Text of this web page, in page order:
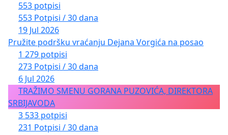
553 potpisi
553 Potpisi / 30 dana
19 Jul 2026
Pružite podršku vraćanju Dejana Vorgića na posao
1 279 potpisi
273 Potpisi / 30 dana
6 Jul 2026
TRAŽIMO SMENU GORANA PUZOVIĆA, DIREKTORA
SRBIJAVODA
3 533 potpisi
231 Potpisi / 30 dana